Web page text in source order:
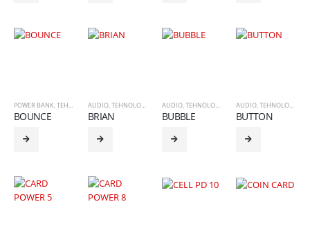
POWER BANK TEHNOLOGIJA
BOUNCE
AUDIO TEHNOLOGIJA
BRIAN
AUDIO TEHNOLOGIJA
BUBBLE
AUDIO TEHNOLOGIJA
BUTTON